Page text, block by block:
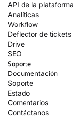
API de la plataforma
Analíticas
Workflow
Deflector de tickets
Drive
SEO
Soporte
Documentación
Soporte
Estado
Comentarios
Contáctanos